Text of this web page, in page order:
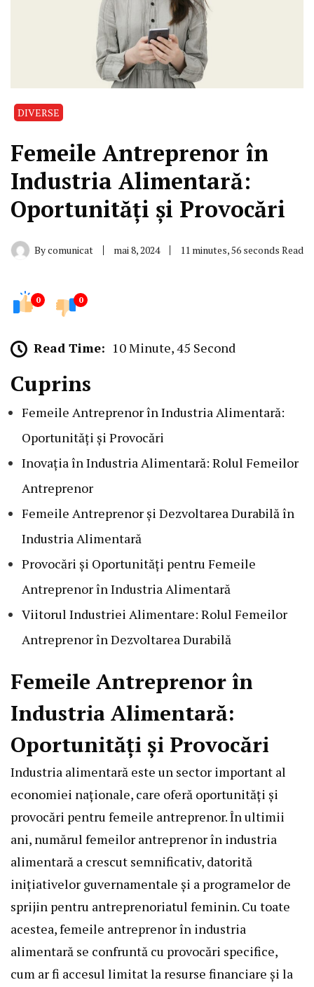
DIVERSE
Femeile Antreprenor în
Industria Alimentară:
Oportunități și Provocări
Bycomunicat mai 8, 2024 11 minutes, 56 seconds Read
0 0
Read Time: 10 Minute, 45 Second
Cuprins
Femeile Antreprenor în Industria Alimentară:
Oportunități și Provocări
Inovația în Industria Alimentară: Rolul Femeilor
Antreprenor
Femeile Antreprenor și Dezvoltarea Durabilă în
Industria Alimentară
Provocări și Oportunități pentru Femeile
Antreprenor în Industria Alimentară
Viitorul Industriei Alimentare: Rolul Femeilor
Antreprenor în Dezvoltarea Durabilă
Femeile Antreprenor în
Industria Alimentară:
Oportunități și Provocări
Industria alimentară este un sector important al
economiei naționale, care oferă oportunități și
provocări pentru femeile antreprenor. În ultimii
ani, numărul femeilor antreprenor în industria
alimentară a crescut semnificativ, datorită
inițiativelor guvernamentale și a programelor de
sprijin pentru antreprenoriatul feminin. Cu toate
acestea, femeile antreprenor în industria
alimentară se confruntă cu provocări specifice,
cum ar fi accesul limitat la resurse financiare și la